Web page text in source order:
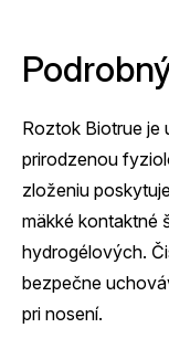
Roztok Biotrue je
prirodzenou
zloženiu
mäkké kontaktné
hydrogélových.
bezpečne
pri nosení.